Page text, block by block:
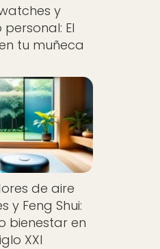
y
El
tu muñeca
de aire
y Feng Shui:
bienestar en
XXI